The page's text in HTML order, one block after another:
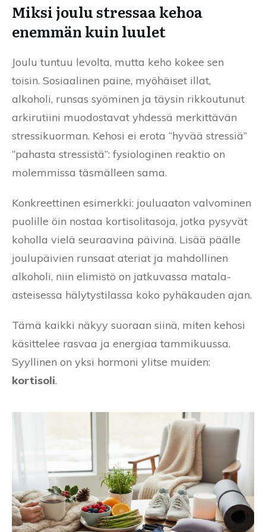
Miksi joulu stressaa kehoa
enemmän kuin luulet
Joulu tuntuu levolta, mutta keho kokee sen
toisin. Sosiaalinen paine, myöhäiset illat,
alkoholi, runsas syöminen ja täysin rikkoutunut
arkirutiini muodostavat yhdessä merkittävän
stressikuorman. Kehosi ei erota “hyvää stressiä”
“pahasta stressistä”: fysiologinen reaktio on
molemmissa täsmälleen sama.
Konkreettinen esimerkki: jouluaaton valvominen
puolille öin nostaa kortisolitasoja, jotka pysyvät
koholla vielä seuraavina päivinä. Lisää päälle
joulupäivien runsaat ateriat ja mahdollinen
alkoholi, niin elimistö on jatkuvassa matala-
asteisessa hälytystilassa koko pyhäkauden ajan.
Tämä kaikki näkyy suoraan siinä, miten kehosi
käsittelee rasvaa ja energiaa tammikuussa.
Syyllinen on yksi hormoni ylitse muiden:
kortisoli.